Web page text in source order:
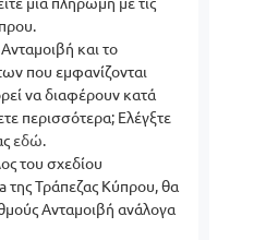
και το
που εμφανίζονται
να διαφέρουν κατά
περισσότερα; Ελέγξτε
εδώ.
του σχεδίου
Τράπεζας Κύπρου, θα
Ανταμοιβή ανάλογα